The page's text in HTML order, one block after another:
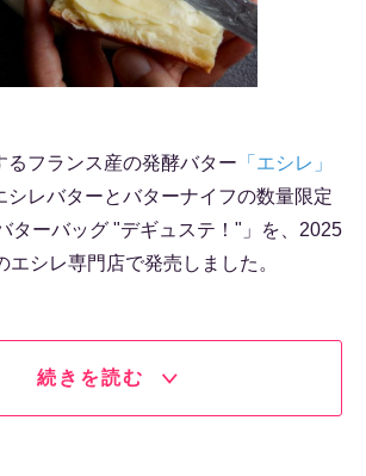
るフランス産の発酵バター 「エシレ」
シレバターとバターナイフの数量限定
ターバッグ "デギュステ！"」を、2025
エシレ専門店で発売しました。
続きを読む